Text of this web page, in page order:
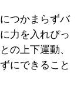
つかまらずバ
力を入れぴっ
の上下運動、
にできること